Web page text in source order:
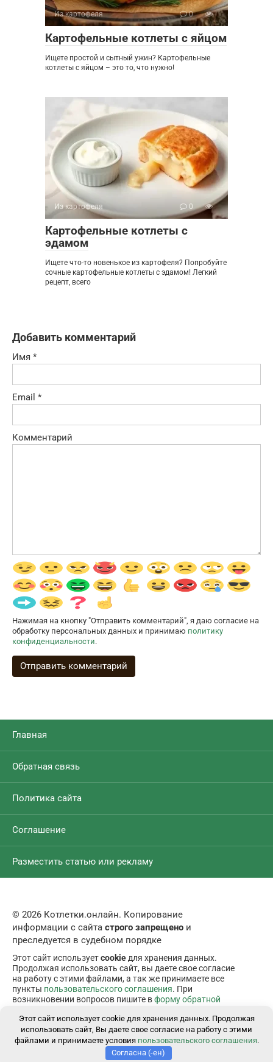
Из картофеля 0
Картофельные котлеты с яйцом
Ищете простой и сытный ужин? Картофельные
котлеты с яйцом – это то, что нужно!
Из картофеля 0
Картофельные котлеты с
эдамом
Ищете что-то новенькое из картофеля? Попробуйте
сочные картофельные котлеты с эдамом! Легкий
рецепт, всего
Добавить комментарий
Имя *
Email *
Комментарий
Нажимая на кнопку "Отправить комментарий", я даю согласие на
обработку персональных данных и принимаю политику
конфиденциальности.
Главная
Обратная связь
Политика сайта
Соглашение
Разместить статью или рекламу
© 2026 Котлетки.онлайн. Копирование
информации с сайта строго запрещено и
преследуется в судебном порядке
Этот сайт используетcookieдля хранения данных.
Продолжая использовать сайт, вы даете свое согласие
на работу с этими файлами, а так же принимаете все
пункты пользовательского соглашения. При
возникновении вопросов пишите вформу обратной
Этот сайт использует cookie для хранения данных. Продолжая
использовать сайт, Вы даете свое согласие на работу с этими
файлами и принимаете условия пользовательского соглашения.
Согласна (-ен)